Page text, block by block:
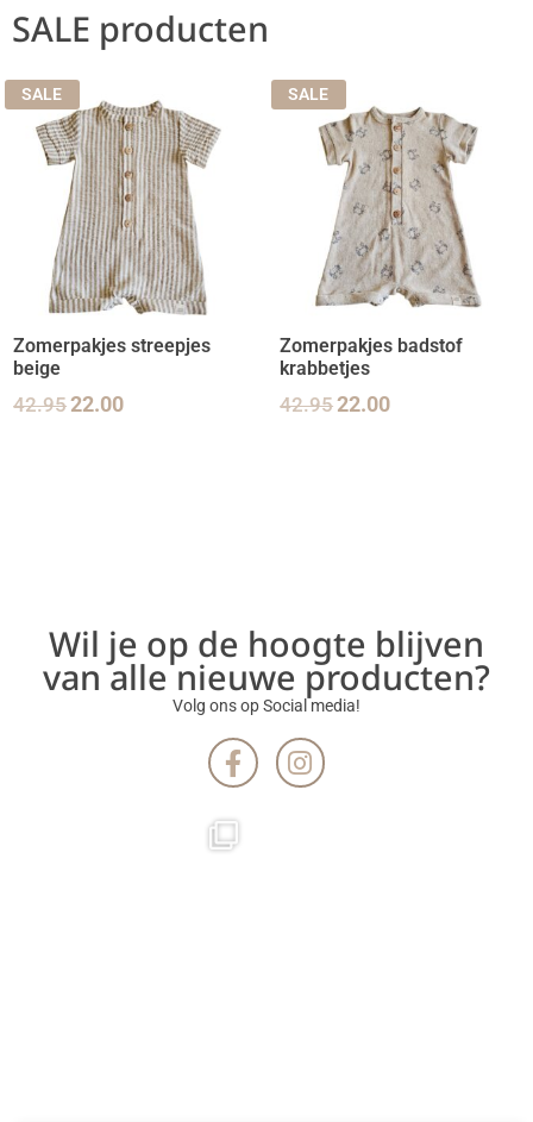
SALE producten
SALE
Zomerpakjes streepjes
beige
42.9522.00
SALE
Zomerpakjes badstof
krabbetjes
42.9522.00
Wil je op de hoogte blijven
van alle nieuwe producten?
Volg ons op Social media!